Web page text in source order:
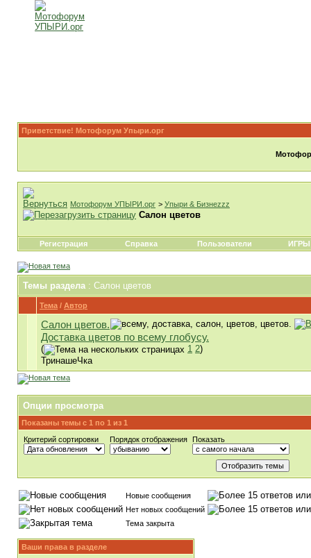
Приветствие! Мотофорум Упыри.орг
Мотофорум УПЫРИ.орг > Упыри & Бизнеzzz
Салон цветов
Регистрация Справка Пользователи ИГРЫ
Темы раздела: Салон цветов
Тема / Автор
Салон цветов.
Доставка цветов по всему глобусу.
( 1 2)
ТринашеЧка
Опции просмотра
Показаны темы с 1 по 1 из 1
Критерий сортировки
Порядок отображения Показать
Новые сообщения
Нет новых сообщений
Тема закрыта
Ваши права в разделе